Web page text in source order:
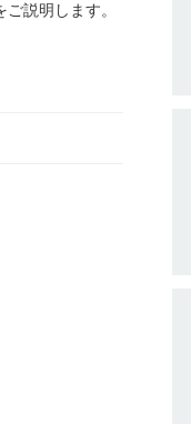
説明します。